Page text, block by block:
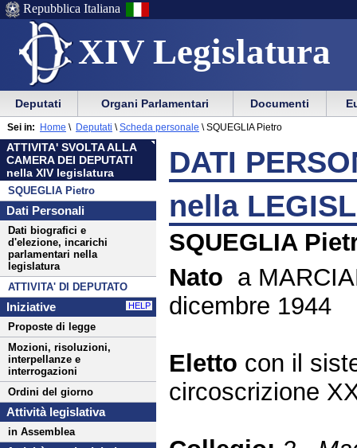
XIV Legislatura
Menu
di
ausilio
alla
navigazione
Vai
Menu
di
navigazione
principale
Repubblica Italiana
Menu
di
navigazione
principale
Vai
menu
di
sezione
Deputati Organi Parlamentari Documenti
ATTIVITA' SVOLTA ALLA
CAMERA DEI DEPUTATI
nella XIV legislatura
SQUEGLIA Pietro
Dati Personali
Dati biografici e
d'elezione, incarichi
parlamentari nella
legislatura
ATTIVITA' DI DEPUTATO
Iniziative HELP
Proposte di legge
Mozioni, risoluzioni,
interpellanze e
interrogazioni
Ordini del giorno
Attività legislativa
in Assemblea
Sei in: Home \ Deputati \ Scheda personale \ SQUEGLIA Pietro
DATI
nella
SQUEGLIA
Nato a
dicembre 1944
Eletto con il
circoscrizione